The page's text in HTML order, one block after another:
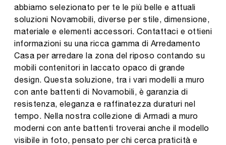
abbiamo selezionato per te le più belle e attuali
soluzioni Novamobili, diverse per stile, dimensione,
materiale e elementi accessori. Contattaci e ottieni
informazioni su una ricca gamma di Arredamento
Casa per arredare la zona del riposo contando su
mobili contenitori in laccato opaco di grande
design. Questa soluzione, tra i vari modelli a muro
con ante battenti di Novamobili, è garanzia di
resistenza, eleganza e raffinatezza duraturi nel
tempo. Nella nostra collezione di Armadi a muro
moderni con ante battenti troverai anche il modello
visibile in foto, pensato per chi cerca praticità e